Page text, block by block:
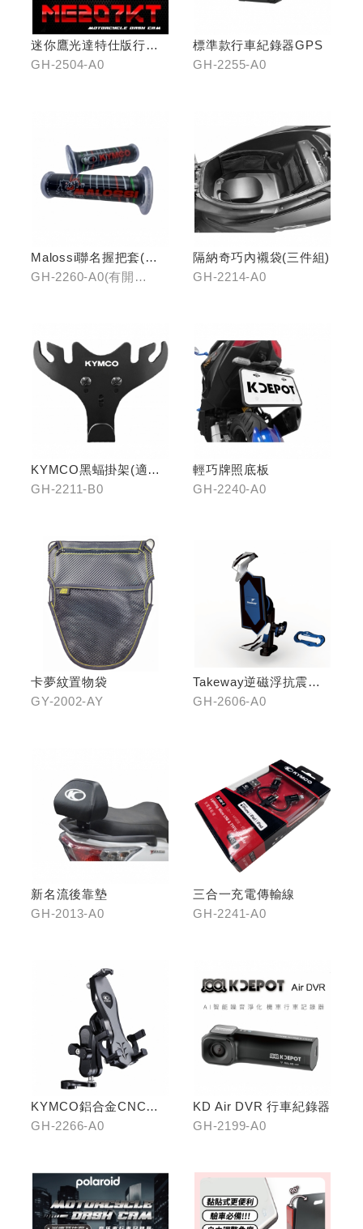
迷你鷹光達特仕版行車
記錄器
GH-2504-A0
標準款行車紀錄器GPS
GH-2255-A0
Malossi聯名握把套(有
開口)/(無開口)
GH-2260-A0(有開
隔納奇巧內襯袋(三件組)
GH-2214-A0
KYMCO黑蝠掛架(適用
原車可收折掛
GH-2211-B0
輕巧牌照底板
GH-2240-A0
卡夢紋置物袋
GY-2002-AY
Takeway逆磁浮抗震手
機架
GH-2606-A0
新名流後靠墊
GH-2013-A0
三合一充電傳輸線
GH-2241-A0
KYMCO鋁合金CNC減
震手機架
GH-2266-A0
KD Air DVR 行車紀錄器
GH-2199-A0